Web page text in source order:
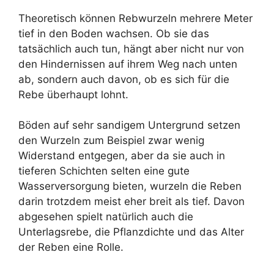
Theoretisch können Rebwurzeln mehrere Meter
tief in den Boden wachsen. Ob sie das
tatsächlich auch tun, hängt aber nicht nur von
den Hindernissen auf ihrem Weg nach unten
ab, sondern auch davon, ob es sich für die
Rebe überhaupt lohnt.
Böden auf sehr sandigem Untergrund setzen
den Wurzeln zum Beispiel zwar wenig
Widerstand entgegen, aber da sie auch in
tieferen Schichten selten eine gute
Wasserversorgung bieten, wurzeln die Reben
darin trotzdem meist eher breit als tief. Davon
abgesehen spielt natürlich auch die
Unterlagsrebe, die Pflanzdichte und das Alter
der Reben eine Rolle.